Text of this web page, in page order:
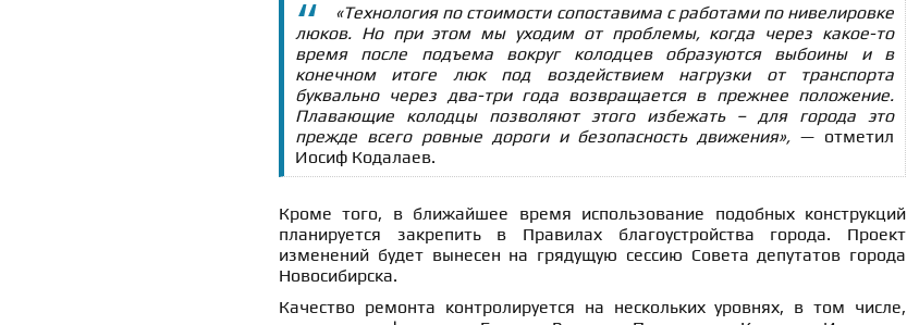
«Технология по стоимости сопоставима с работами по нивелировке
люков. Но при этом мы уходим от проблемы, когда через какое-то
время после подъема вокруг колодцев образуются выбоины и в
конечном итоге люк под воздействием нагрузки от транспорта
буквально через два-три года возвращается в прежнее положение.
Плавающие колодцы позволяют этого избежать – для города это
прежде всего ровные дороги и безопасность движения», — отметил
Иосиф Кодалаев.
Кроме того, в ближайшее время использование подобных конструкций
планируется закрепить в Правилах благоустройства города. Проект
изменений будет вынесен на грядущую сессию Совета депутатов города
Новосибирска.
Качество ремонта контролируется на нескольких уровнях, в том числе,